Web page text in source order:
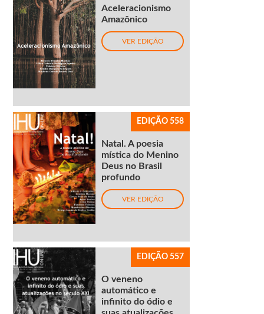
Aceleracionismo
Amazônico
VER EDIÇÃO
EDIÇÃO 558
Natal. A poesia
mística do Menino
Deus no Brasil
profundo
VER EDIÇÃO
EDIÇÃO 557
O veneno
automático e
infinito do ódio e